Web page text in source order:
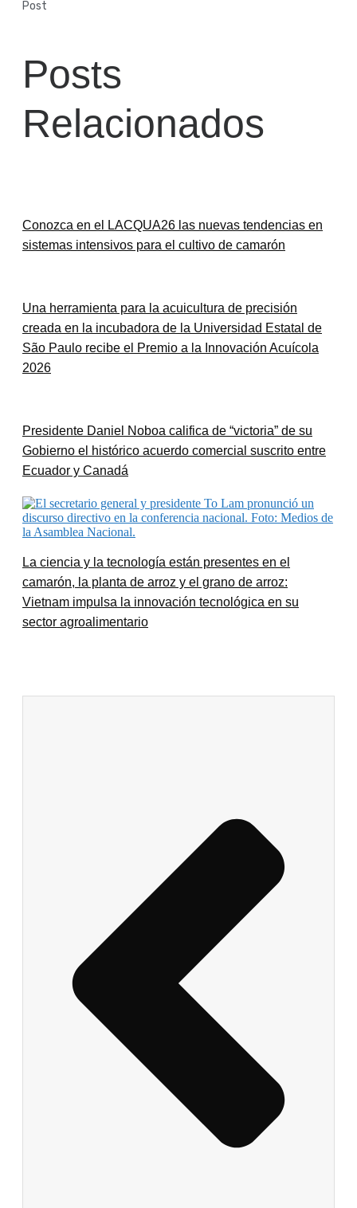
Post
Posts
Relacionados
Conozca en el LACQUA26 las nuevas tendencias en
sistemas intensivos para el cultivo de camarón
Una herramienta para la acuicultura de precisión
creada en la incubadora de la Universidad Estatal de
São Paulo recibe el Premio a la Innovación Acuícola
2026
Presidente Daniel Noboa califica de “victoria” de su
Gobierno el histórico acuerdo comercial suscrito entre
Ecuador y Canadá
La ciencia y la tecnología están presentes en el
camarón, la planta de arroz y el grano de arroz:
Vietnam impulsa la innovación tecnológica en su
sector agroalimentario